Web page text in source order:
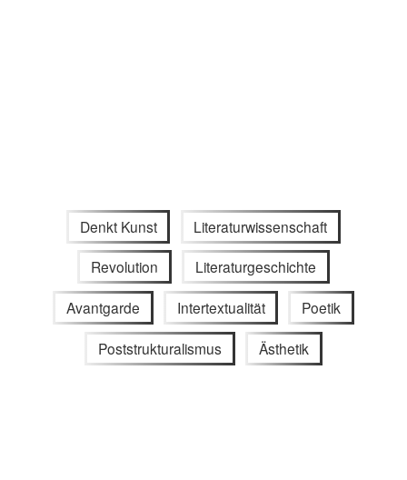
Denkt Kunst Literaturwissenschaft
Revolution Literaturgeschichte
Avantgarde Intertextualität Poetik
Poststrukturalismus Ästhetik